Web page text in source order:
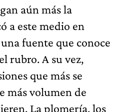
aún más la
a este medio en
una fuente que conoce
rubro. A su vez,
que más se
más volumen de
La plomería, los